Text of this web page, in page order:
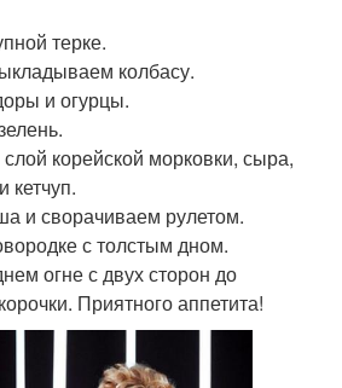
терке.
колбасу.
и огурцы.
корейской морковки, сыра,
кетчуп.
и сворачиваем рулетом.
с толстым дном.
огне с двух сторон до
Приятного аппетита!